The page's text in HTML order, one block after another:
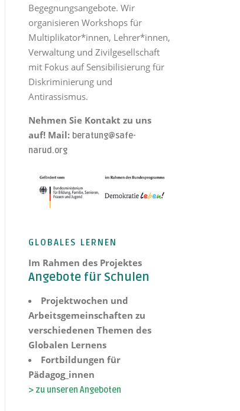
Begegnungsangebote. Wir
organisieren Workshops für
Multiplikator*innen, Lehrer*innen,
Verwaltung und Zivilgesellschaft
mit Fokus auf Sensibilisierung für
Diskriminierung und
Antirassismus.
Nehmen Sie Kontakt zu uns
auf! Mail: beratung@safe-
narud.org
GLOBALES LERNEN
Im Rahmen des Projektes
Angebote für Schulen
Projektwochen und
Arbeitsgemeinschaften zu
verschiedenen Themen des
Globalen Lernens
Fortbildungen für
Pädagog_innen
> zu unseren Angeboten